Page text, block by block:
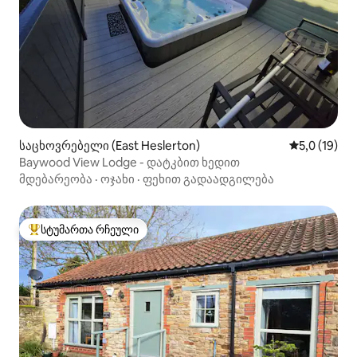
საცხოვრებელი (East Heslerton) საშუალო
5,0 (19)
Baywood View Lodge - დატკბით ხედით
მდებარეობა · ოჯახი · ფეხით გადაადგილება
სტუმართა რჩეული მოწინავე ვარიანტი
სტუმართა რჩეული